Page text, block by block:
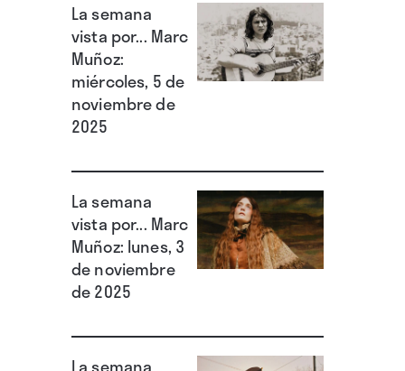
La semana
vista por... Marc
Muñoz:
miércoles, 5 de
noviembre de
2025
La semana
vista por... Marc
Muñoz: lunes, 3
de noviembre
de 2025